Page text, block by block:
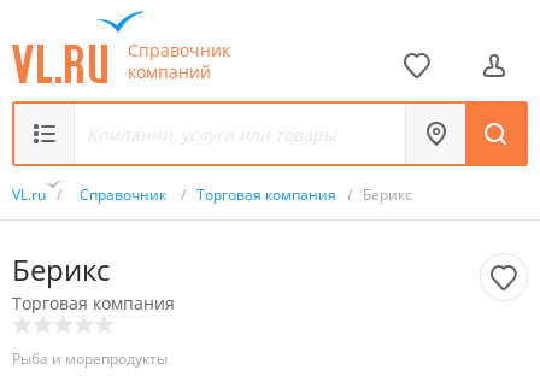
Справочник
компаний
VL.ru / Справочник / Торговая компания / Берикс
Берикс
Торговая компания
Рыба и морепродукты